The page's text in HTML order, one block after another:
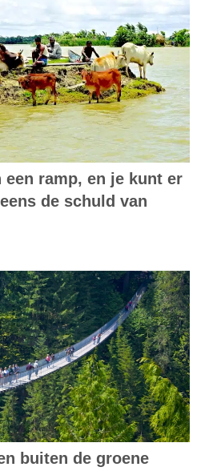
ramp, en je kunt er
de schuld van
buiten de groene